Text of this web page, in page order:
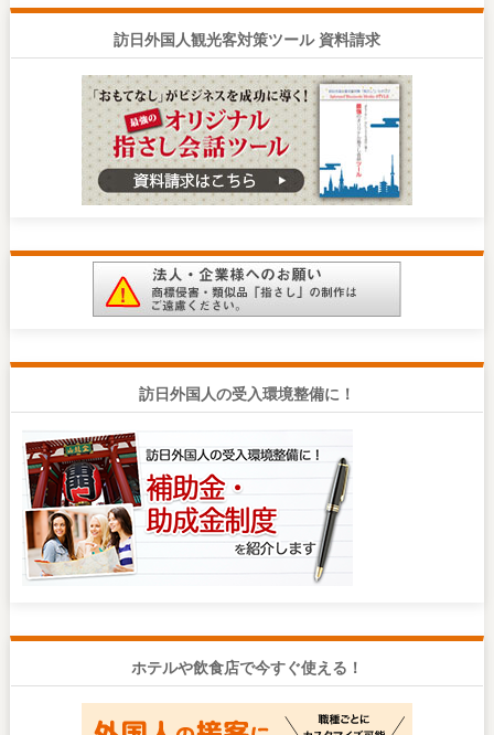
訪日外国人観光客対策ツール 資料請求
訪日外国人の受入環境整備に！
ホテルや飲食店で今すぐ使える！